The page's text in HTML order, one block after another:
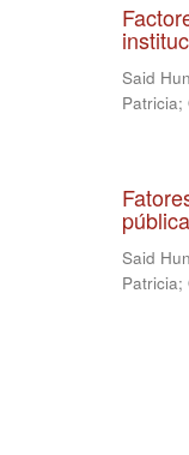
Said
Patricia;
Said
Patricia;